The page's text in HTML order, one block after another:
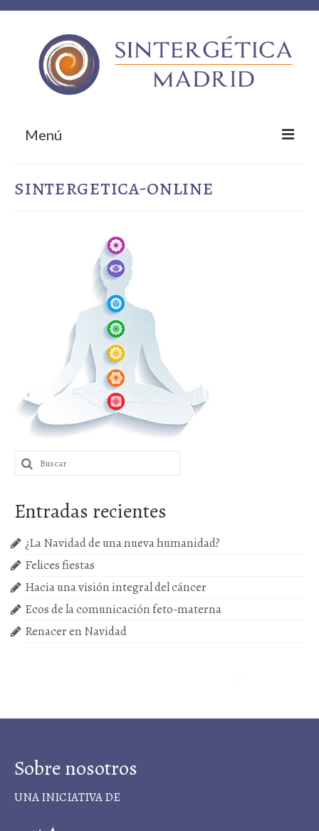
Menú
Empresas colaboradoras
¡Contacta!
Próximas actividades
sintergetica-online
Buscar
por:
Entradas recientes
¿La Navidad de una nueva humanidad?
Felices fiestas
Hacia una visión integral del cáncer
Ecos de la comunicación feto-materna
Renacer en Navidad
Sobre nosotros
UNA INICIATIVA DE